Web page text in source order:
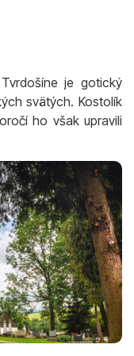
je gotický
svätých. Kostolík
ho však upravili